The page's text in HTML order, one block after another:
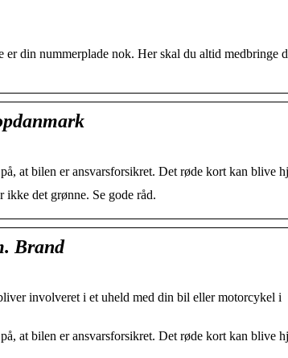
din nummerplade nok. Her skal du altid medbringe
at bilen er ansvarsforsikret. Det røde kort kan blive
det grønne. Se gode råd.
Brand
involveret i et uheld med din bil eller motorcykel i
at bilen er ansvarsforsikret. Det røde kort kan blive